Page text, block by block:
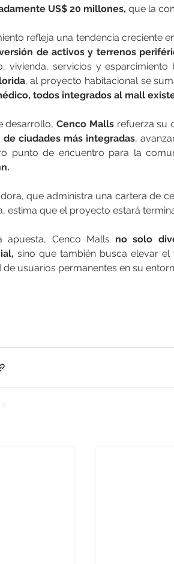
US$ 20 millones, que la
de activos y terrenos
vivienda, servicios y
, al proyecto habitacional se
todos integrados al mall
desarrollo, Cenco Malls refuerza su
de ciudades más integradas,
punto de encuentro para la
que administra una cartera de
estima que el proyecto estará
apuesta, Cenco Malls no solo
sino que también busca elevar
de usuarios permanentes en su